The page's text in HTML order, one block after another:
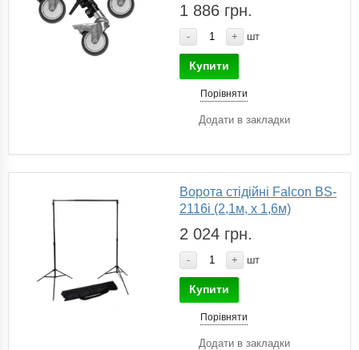
1 886 грн.
- + шт
Купити
Порівняти
Додати в закладки
Ворота стідійні Falcon BS-
2116i (2,1м, х 1,6м)
2 024 грн.
- + шт
Купити
Порівняти
Додати в закладки